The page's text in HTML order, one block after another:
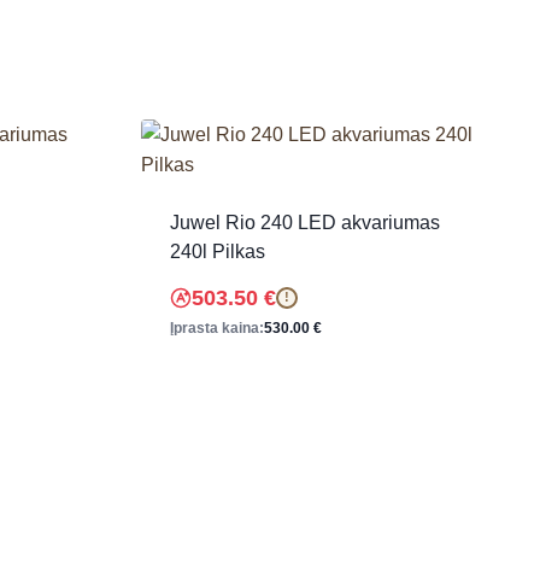
Juwel Rio 240 LED akvariumas
240l Pilkas
503.50 € !
Įprasta kaina:530.00 €